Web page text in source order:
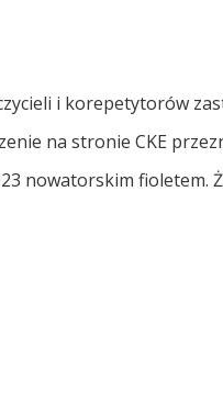
i korepetytorów
na stronie CKE
nowatorskim fioletem.